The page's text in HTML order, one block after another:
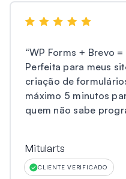
“WP Forms + Brevo
Perfeita para meus
criação de
máximo 5 minutos
quem não sabe
Mitularts
CLIENTE VERIFICADO